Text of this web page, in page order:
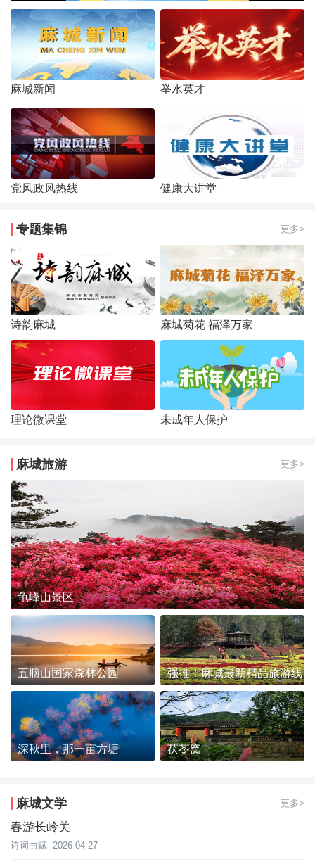
麻城新闻 举水英才
党风政风热线 健康大讲堂
专题集锦 更多>
诗韵麻城 麻城菊花 福泽万家
理论微课堂 未成年人保护
麻城旅游 更多>
龟峰山景区
五脑山国家森林公园 强推！麻城最新精品旅游线
路发布~
深秋里，那一亩方塘 茯苓窝
麻城文学 更多>
春游长岭关
诗词曲赋 2026-04-27